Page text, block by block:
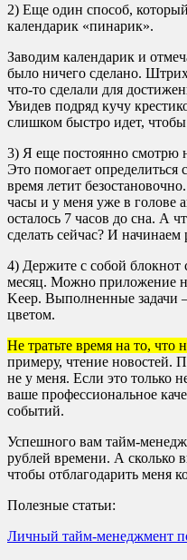
2) Еще один способ,
календарик «пинарик».
Заводим календарик и
было ничего сделано.
что-то сделали для
Увидев подряд кучу
слишком быстро идет,
3) Я еще постоянно смотрю
Это помогает определиться
время летит
часы и у меня уже в голове
осталось 7 часов до сна. А
сделать сейчас? И начинаем
4) Держите с собой блокнот
месяц. Можно приложение
Keep. Выполненные
цветом.
Не тратьте время на то, что
примеру, чтение новостей.
не у меня. Если это только
ваше профессиональное
событий.
Успешного вам тайм-
рублей времени. А сколько
чтобы отблагодарить меня
Полезные статьи:
Личный тайм-менеджмент